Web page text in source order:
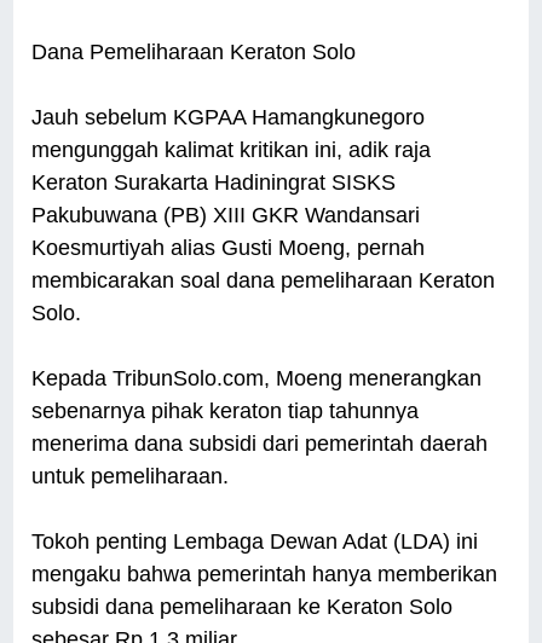
Dana Pemeliharaan Keraton Solo
Jauh sebelum KGPAA Hamangkunegoro
mengunggah kalimat kritikan ini, adik raja
Keraton Surakarta Hadiningrat SISKS
Pakubuwana (PB) XIII GKR Wandansari
Koesmurtiyah alias Gusti Moeng, pernah
membicarakan soal dana pemeliharaan Keraton
Solo.
Kepada TribunSolo.com, Moeng menerangkan
sebenarnya pihak keraton tiap tahunnya
menerima dana subsidi dari pemerintah daerah
untuk pemeliharaan.
Tokoh penting Lembaga Dewan Adat (LDA) ini
mengaku bahwa pemerintah hanya memberikan
subsidi dana pemeliharaan ke Keraton Solo